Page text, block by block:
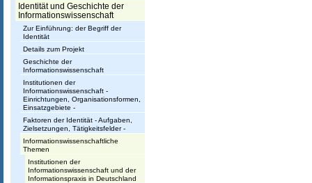
s
s
c
h
Identität und Geschichte der
Informationswissenschaft
Zur Einführung: der Begriff der
Identität
Details zum Projekt
Geschichte der
Informationswissenschaft
Institutionen der
Informationswissenschaft -
Einrichtungen, Organisationsformen,
Einsatzgebiete -
Faktoren der Identität - Aufgaben,
Zielsetzungen, Tätigkeitsfelder -
Informationswissenschaftliche
Themen
Institutionen der
Informationswissenschaft und der
Informationspraxis in Deutschland